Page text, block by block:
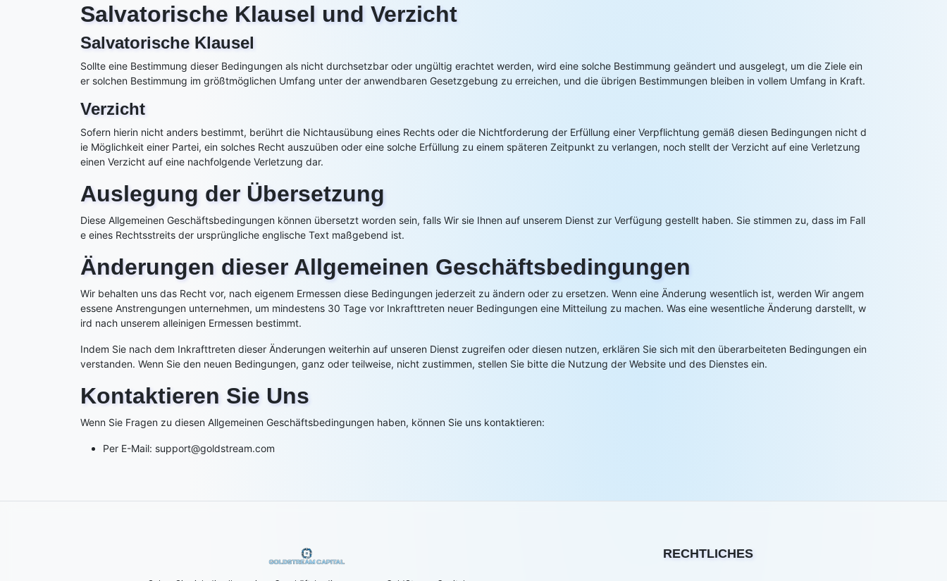
Salvatorische Klausel und Verzicht
Salvatorische Klausel
Sollte eine Bestimmung dieser Bedingungen als nicht durchsetzbar oder ungültig erachtet werden, wird eine solche Bestimmung geändert und ausgelegt, um die Ziele ein
er solchen Bestimmung im größtmöglichen Umfang unter der anwendbaren Gesetzgebung zu erreichen, und die übrigen Bestimmungen bleiben in vollem Umfang in Kraft.
Verzicht
Sofern hierin nicht anders bestimmt, berührt die Nichtausübung eines Rechts oder die Nichtforderung der Erfüllung einer Verpflichtung gemäß diesen Bedingungen nicht d
ie Möglichkeit einer Partei, ein solches Recht auszuüben oder eine solche Erfüllung zu einem späteren Zeitpunkt zu verlangen, noch stellt der Verzicht auf eine Verletzung
einen Verzicht auf eine nachfolgende Verletzung dar.
Auslegung der Übersetzung
Diese Allgemeinen Geschäftsbedingungen können übersetzt worden sein, falls Wir sie Ihnen auf unserem Dienst zur Verfügung gestellt haben. Sie stimmen zu, dass im Fall
e eines Rechtsstreits der ursprüngliche englische Text maßgebend ist.
Änderungen dieser Allgemeinen Geschäftsbedingungen
Wir behalten uns das Recht vor, nach eigenem Ermessen diese Bedingungen jederzeit zu ändern oder zu ersetzen. Wenn eine Änderung wesentlich ist, werden Wir angem
essene Anstrengungen unternehmen, um mindestens 30 Tage vor Inkrafttreten neuer Bedingungen eine Mitteilung zu machen. Was eine wesentliche Änderung darstellt, w
ird nach unserem alleinigen Ermessen bestimmt.
Indem Sie nach dem Inkrafttreten dieser Änderungen weiterhin auf unseren Dienst zugreifen oder diesen nutzen, erklären Sie sich mit den überarbeiteten Bedingungen ein
verstanden. Wenn Sie den neuen Bedingungen, ganz oder teilweise, nicht zustimmen, stellen Sie bitte die Nutzung der Website und des Dienstes ein.
Kontaktieren Sie Uns
Wenn Sie Fragen zu diesen Allgemeinen Geschäftsbedingungen haben, können Sie uns kontaktieren:
Per E-Mail: support@goldstream.com
RECHTLICHES